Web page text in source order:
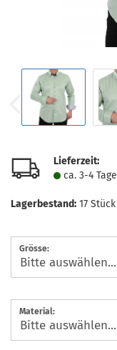
Lieferzeit:
ca. 3-4 Tage
Lagerbestand: 17 Stück
Grösse:
Material: